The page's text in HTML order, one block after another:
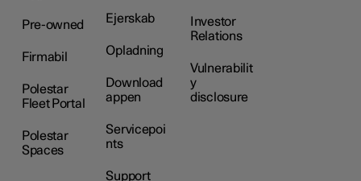
Pre-owned
Firmabil
Polestar
Fleet Portal
Polestar
Spaces
Ejerskab
Opladning
Download
appen
Servicepoi
nts
Support
Investor
Relations
Vulnerabilit
y
disclosure